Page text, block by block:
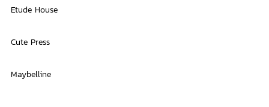
Etude House
Cute Press
Maybelline